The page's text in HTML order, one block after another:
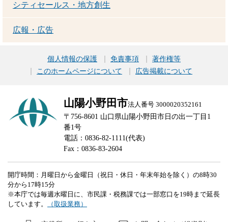
シティセールス・地方創生
広報・広告
個人情報の保護 免責事項
著作権等
このホームページについて
広告掲載について
山陽小野田市法人番号 3000020352161
〒756-8601 山口県山陽小野田市日の出一丁目1
番1号
電話：0836-82-1111(代表)
Fax：0836-83-2604
開庁時間：月曜日から金曜日（祝日・休日・年末年始を除く）の8時30
分から17時15分
※本庁では毎週水曜日に、市民課・税務課では一部窓口を19時まで延長
しています。
（取扱業務）